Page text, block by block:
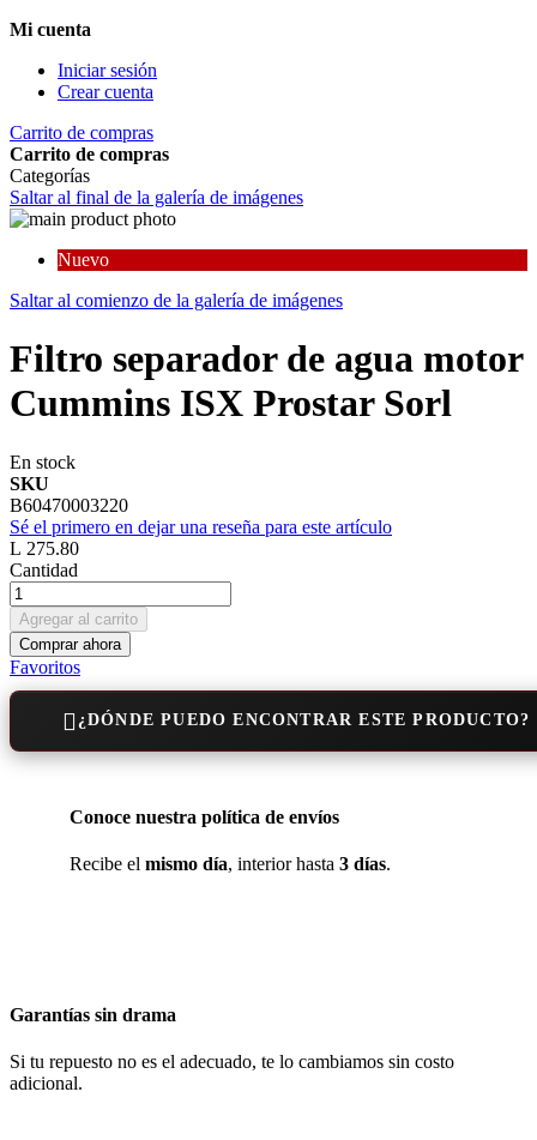
Mi cuenta
Iniciar sesión
Crear cuenta
Carrito de compras
Carrito de compras
Categorías
Saltar al final de la galería de imágenes
Nuevo
Saltar al comienzo de la galería de imágenes
Filtro separador de agua motor
Cummins ISX Prostar Sorl
En stock
SKU
B60470003220
Sé el primero en dejar una reseña para este artículo
L 275.80
Cantidad
Agregar al carrito
Comprar ahora
Favoritos
¿DÓNDE PUEDO ENCONTRAR ESTE PRODUCTO?
Conoce nuestra política de envíos
Recibe el mismo día, interior hasta 3 días.
Garantías sin drama
Si tu repuesto no es el adecuado, te lo cambiamos sin costo
adicional.